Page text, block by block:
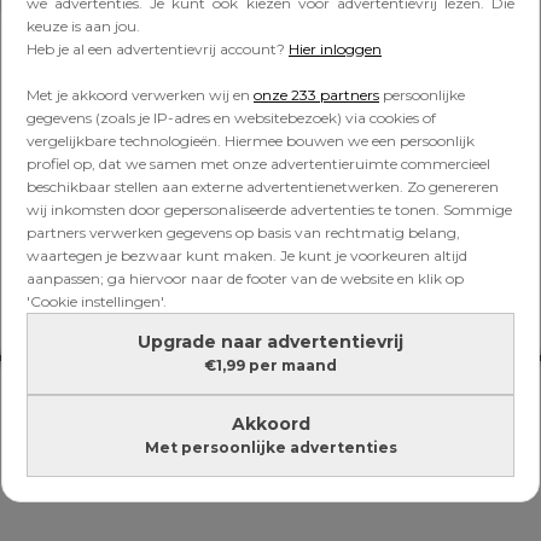
keuze is aan jou.
Heb je al een advertentievrij account? Hier inloggen
Met je akkoord verwerken wij en onze 233 partners persoonlijke
gegevens (zoals je IP-adres en websitebezoek) via cookies of
vergelijkbare technologieën. Hiermee bouwen we een persoonlijk
profiel op, dat we samen met onze advertentieruimte commercieel
beschikbaar stellen aan externe advertentienetwerken. Zo genereren
wij inkomsten door gepersonaliseerde advertenties te tonen. Sommige
partners verwerken gegevens op basis van rechtmatig belang,
waartegen je bezwaar kunt maken. Je kunt je voorkeuren altijd
aanpassen; ga hiervoor naar de footer van de website en klik op
'Cookie instellingen'.
Upgrade naar advertentievrij
€1,99 per maand
Akkoord
Met persoonlijke advertenties